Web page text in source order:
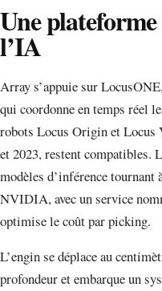
Une
l’IA
Array s’appuie sur
qui coordonne en temps réel
robots Locus Origin et Locus
et 2023, restent compatibles.
modèles d’inférence tournant
NVIDIA, avec un service
optimise le coût par picking.
L’engin se déplace au
profondeur et embarque un